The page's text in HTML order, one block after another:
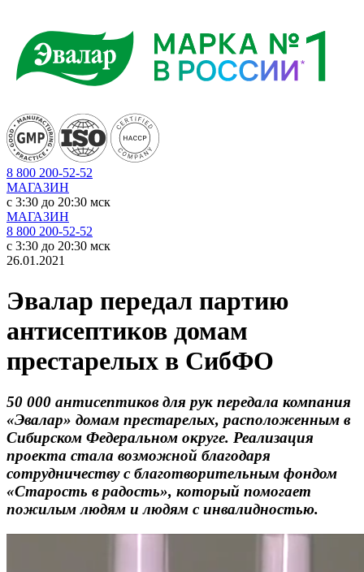
8 800 200-52-52
МАГАЗИН
c 3:30 до 20:30 мск
МАГАЗИН
8 800 200-52-52
c 3:30 до 20:30 мск
26.01.2021
Эвалар передал партию
антисептиков домам
престарелых в СибФО
50 000 антисептиков для рук передала компания
«Эвалар» домам престарелых, расположенным в
Сибирском Федеральном округе. Реализация
проекта стала возможной благодаря
сотрудничеству с благотворительным фондом
«Старость в радость», который помогает
пожилым людям и людям с инвалидностью.